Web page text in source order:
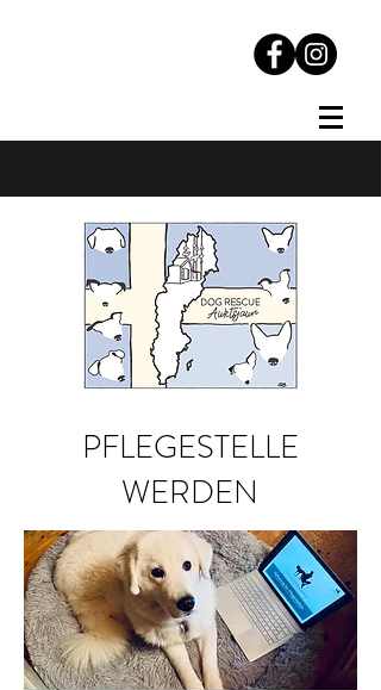
PFLEGESTELLE
WERDEN